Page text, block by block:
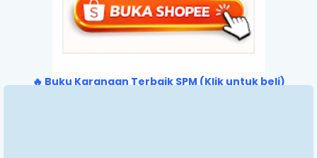
🔥 Buku Karangan Terbaik SPM (Klik untuk beli)